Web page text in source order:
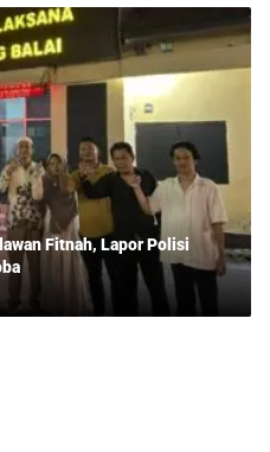
Fitnah, Lapor Polisi